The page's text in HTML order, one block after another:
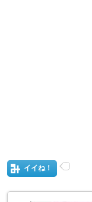
イイね！